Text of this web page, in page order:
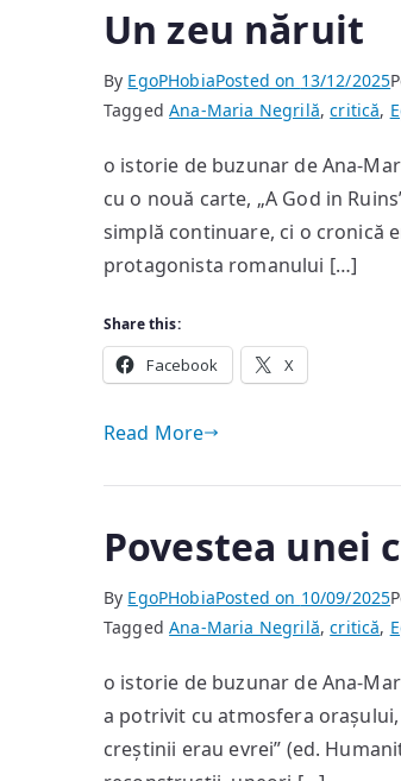
Un zeu năruit
By EgoPHobiaPosted on 13/12/2025
TaggedAna-Maria Negrilă,critică,
o istorie de buzunar de Ana-
cu o nouă carte, „A God in
simplă continuare, ci o cronică
protagonista romanului […]
Share this:
Facebook X
Read More
Povestea unei
By EgoPHobiaPosted on 10/09/2025
TaggedAna-Maria Negrilă,critică,
o istorie de buzunar de Ana-
a potrivit cu atmosfera orașului,
creștinii erau evrei” (ed.